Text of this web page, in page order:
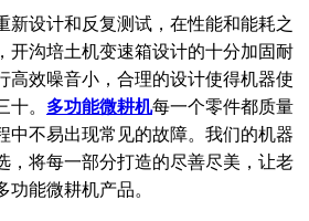
新设计和反复测试，在性能和能耗之
开沟培土机变速箱设计的十分加固耐
高效噪音小，合理的设计使得机器使
。 多功能微耕机每一个零件都质量
中不易出现常见的故障。我们的机器
，将每一部分打造的尽善尽美，让老
能微耕机产品。